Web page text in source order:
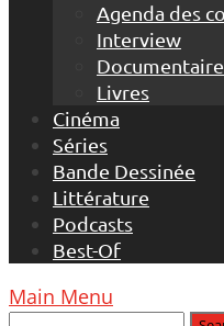
Agenda des
Interview
Livres
Cinéma
Séries
Bande Dessinée
Littérature
Podcasts
Best-Of
Main Menu